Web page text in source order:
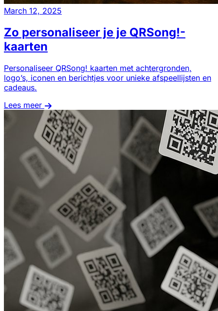
March 12, 2025
Zo personaliseer je je QRSong!-
kaarten
Personaliseer QRSong! kaarten met achtergronden,
logo’s, iconen en berichtjes voor unieke afspeellijsten en
cadeaus.
Lees meer